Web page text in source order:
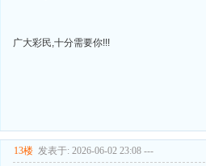
广大彩民,十分需要你!!!
13楼 发表于: 2026-06-02 23:08 ---